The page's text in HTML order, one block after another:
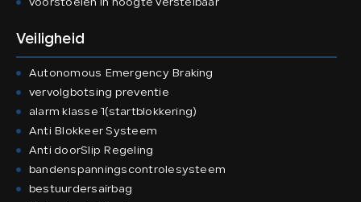
voorstoelen in hoogte verstelbaar
Veiligheid
Autonomous Emergency Braking
vervolgbotsing preventie
alarm klasse 1(startblokkering)
Anti Blokkeer Systeem
Anti doorSlip Regeling
bandenspanningscontrolesysteem
bestuurdersairbag